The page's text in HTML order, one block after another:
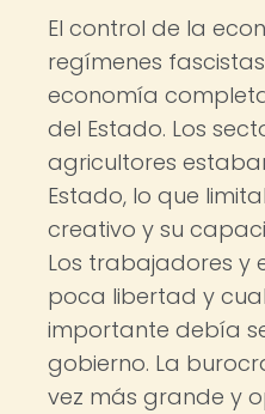
El control de la
regímenes
economía
del Estado. Los
agricultores
Estado, lo que
creativo y su
Los trabajadores y
poca libertad y
importante debía
gobierno. La
vez más grande y